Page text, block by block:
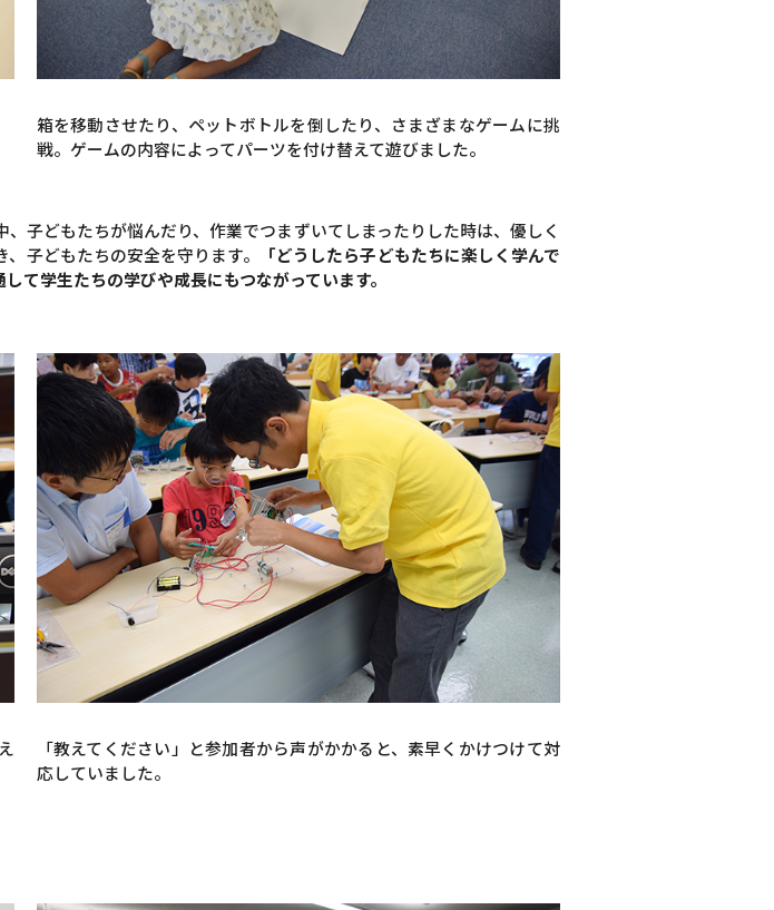
箱を移動させたり、ペットボトルを倒したり、さまざまなゲームに挑
戦。ゲームの内容によってパーツを付け替えて遊びました。
子どもたちが悩んだり、作業でつまずいてしまったりした時は、優しく
子どもたちの安全を守ります。
「どうしたら子どもたちに楽しく学んで
て学生たちの学びや成長にもつながっています。
「教えてください」と参加者から声がかかると、素早くかけつけて対
応していました。